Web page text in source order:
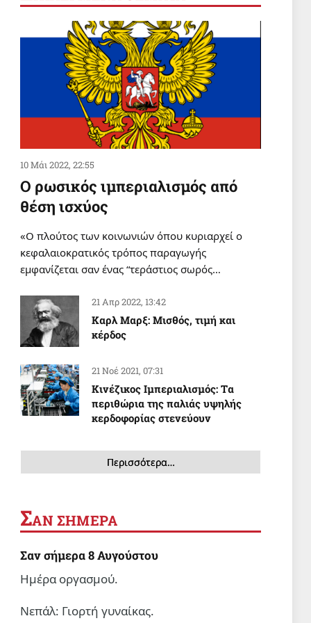
Σαν σήμερα 6 Αυγούστου
6 Αυγ 2026, 00:01
ΔΙΕΘΝΗ
Οι δυνάμεις της Υεμένης
έπληξαν το αεροδρόμιο της
Ναζράν στη Σαουδική Αραβία και
ένα τάνκερ
5 Αυγ 2026, 20:22
10 Μάι 2022, 22:55
Ο ρωσικός ιμπεριαλισμός από
θέση ισχύος
«Ο πλούτος των κοινωνιών όπου κυριαρχεί ο
κεφαλαιοκρατικός τρόπος παραγωγής
εμφανίζεται σαν ένας “τεράστιος σωρός…
21 Απρ 2022, 13:42
Καρλ Μαρξ: Μισθός, τιμή και
κέρδος
21 Νοέ 2021, 07:31
Κινέζικος Ιμπεριαλισμός: Tα
περιθώρια της παλιάς υψηλής
κερδοφορίας στενεύουν
Περισσότερα…
ΣΑΝ ΣΗΜΕΡΑ
Σαν σήμερα 8 Αυγούστου
Ημέρα οργασμού.
Νεπάλ: Γιορτή γυναίκας.